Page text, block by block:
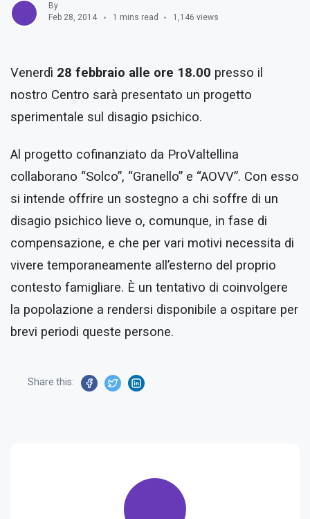
By
Feb 28, 2014
1 mins read 1,146 views
Venerdì 28 febbraio alle ore 18.00 presso il
nostro Centro sarà presentato un progetto
sperimentale sul disagio psichico.
Al progetto cofinanziato da ProValtellina
collaborano “Solco”, “Granello” e “AOVV”. Con esso
si intende offrire un sostegno a chi soffre di un
disagio psichico lieve o, comunque, in fase di
compensazione, e che per vari motivi necessita di
vivere temporaneamente all’esterno del proprio
contesto famigliare. È un tentativo di coinvolgere
la popolazione a rendersi disponibile a ospitare per
brevi periodi queste persone.
Share this: